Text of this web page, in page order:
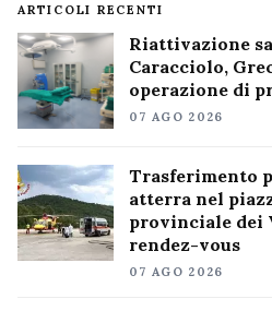
ARTICOLI RECENTI
Riattivazione
Caracciolo,
operazione di
07 AGO 2026
Trasferimento
atterra nel
provinciale dei
rendez-vous
07 AGO 2026